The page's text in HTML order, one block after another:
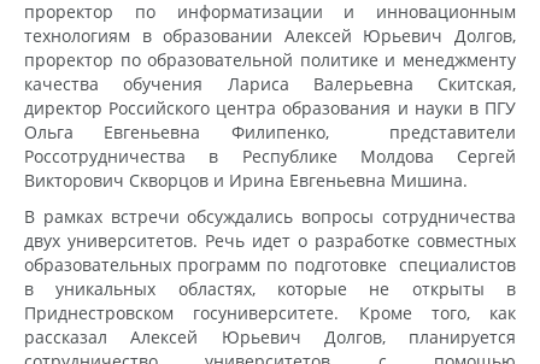
проректор по информатизации и инновационным
технологиям в образовании Алексей Юрьевич Долгов,
проректор по образовательной политике и менеджменту
качества обучения Лариса Валерьевна Скитская,
директор Российского центра образования и науки в ПГУ
Ольга Евгеньевна Филипенко, представители
Россотрудничества в Республике Молдова Сергей
Викторович Скворцов и Ирина Евгеньевна Мишина.
В рамках встречи обсуждались вопросы сотрудничества
двух университетов. Речь идет о разработке совместных
образовательных программ по подготовке специалистов
в уникальных областях, которые не открыты в
Приднестровском госуниверситете. Кроме того, как
рассказал Алексей Юрьевич Долгов, планируется